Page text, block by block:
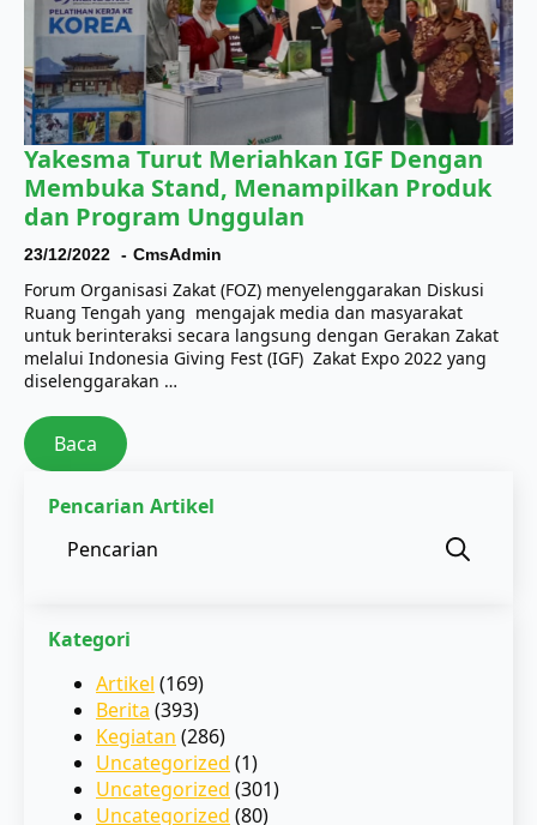
Yakesma Turut Meriahkan IGF Dengan
Membuka Stand, Menampilkan Produk
dan Program Unggulan
23/12/2022 CmsAdmin
Forum Organisasi Zakat (FOZ) menyelenggarakan Diskusi
Ruang Tengah yang mengajak media dan masyarakat
untuk berinteraksi secara langsung dengan Gerakan Zakat
melalui Indonesia Giving Fest (IGF) Zakat Expo 2022 yang
diselenggarakan …
Baca
Pencarian Artikel
Kategori
Artikel (169)
Berita (393)
Kegiatan (286)
Uncategorized (1)
Uncategorized (301)
Uncategorized (80)